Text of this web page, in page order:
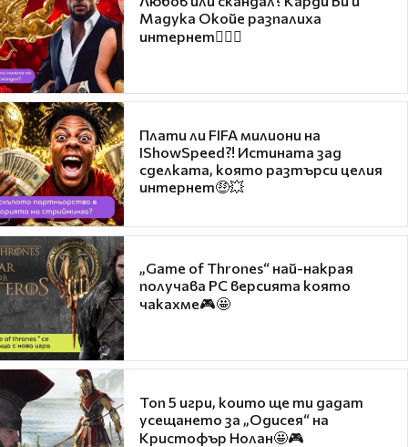
Мадука Окойе разпалиха
интернет❤️‍🔥🔥
Плати ли FIFA милиони на
IShowSpeed?! Истината зад
сделката, която разтърси целия
интернет🤑💥
„Game of Thrones“ най-накрая
получава PC версията която
чакахме🎮🤩
Топ 5 игри, които ще ти дадат
усещането за „Одисея“ на
Кристофър Нолан🤩🎮